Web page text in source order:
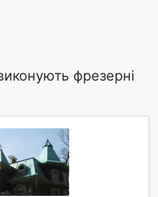
фрезерні